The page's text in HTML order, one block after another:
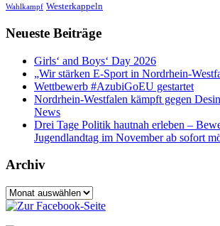
Wahlkampf Westerkappeln
Neueste Beiträge
Girls‘ and Boys‘ Day 2026
„Wir stärken E-Sport in Nordrhein-
Wettbewerb #AzubiGoEU gestartet
Nordrhein-Westfalen kämpft gegen
News
Drei Tage Politik hautnah erleben –
Jugendlandtag im November ab sofort
Archiv
Archiv